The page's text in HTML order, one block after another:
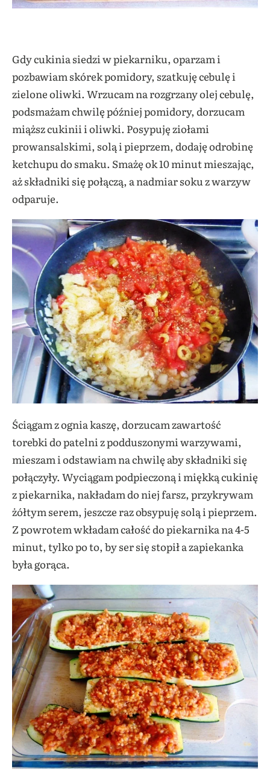
Gdy cukinia siedzi w piekarniku, oparzam i
pozbawiam skórek pomidory, szatkuję cebulę i
zielone oliwki. Wrzucam na rozgrzany olej cebulę,
podsmażam chwilę później pomidory, dorzucam
miąższ cukinii i oliwki. Posypuję ziołami
prowansalskimi, solą i pieprzem, dodaję odrobinę
ketchupu do smaku. Smażę ok 10 minut mieszając,
aż składniki się połączą, a nadmiar soku z warzyw
odparuje.
Ściągam z ognia kaszę, dorzucam zawartość
torebki do patelni z podduszonymi warzywami,
mieszam i odstawiam na chwilę aby składniki się
połączyły. Wyciągam podpieczoną i miękką cukinię
z piekarnika, nakładam do niej farsz, przykrywam
żółtym serem, jeszcze raz obsypuję solą i pieprzem.
Z powrotem wkładam całość do piekarnika na 4-5
minut, tylko po to, by ser się stopił a zapiekanka
była gorąca.